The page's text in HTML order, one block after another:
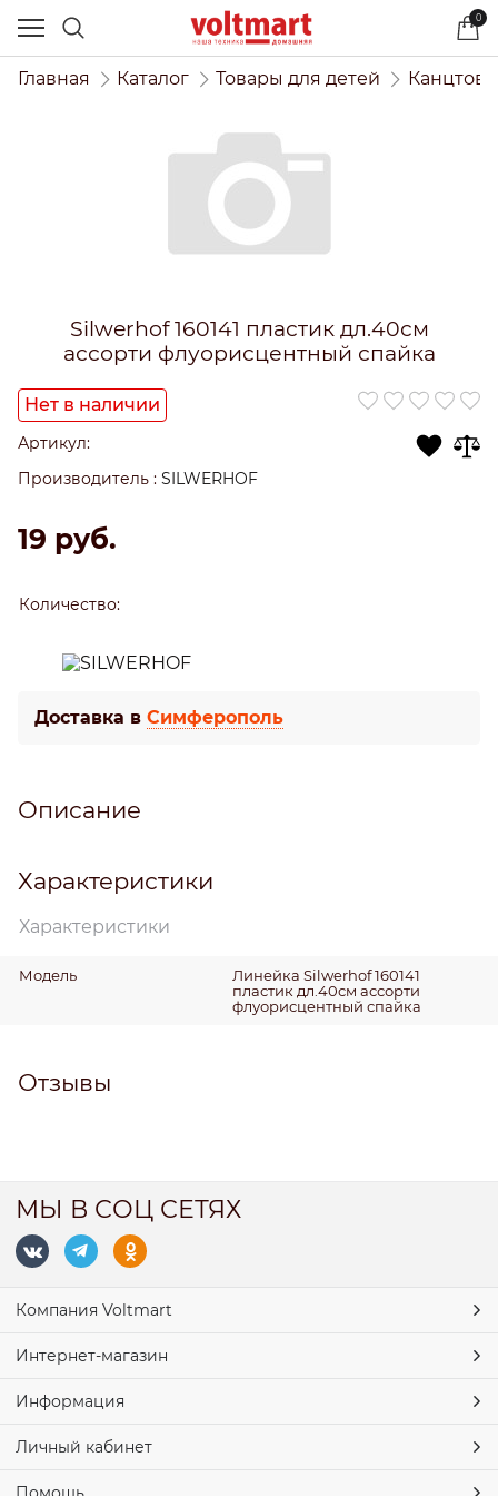
0
Главная Каталог Товары для детей
Silwerhof 160141 пластик дл.40см
ассорти флуорисцентный спайка
Нет в наличии
Артикул:
Производитель : SILWERHOF
19 руб.
Количество:
Доставка в Симферополь
Описание
Характеристики
Характеристики
Модель
Линейка Silwerhof 160141
пластик дл.40см ассорти
флуорисцентный спайка
Отзывы
МЫ В СОЦ СЕТЯХ
Компания Voltmart
Интернет-магазин
Информация
Личный кабинет